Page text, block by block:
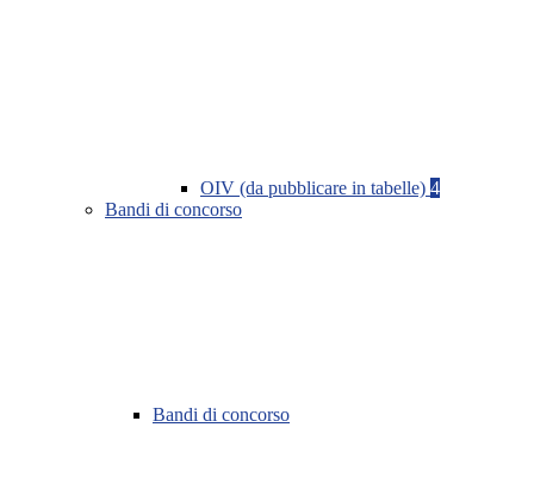
OIV (da pubblicare in tabelle) 4
Bandi di concorso
Bandi di concorso